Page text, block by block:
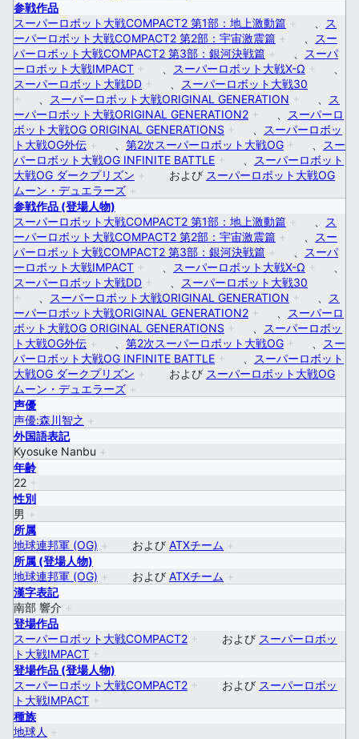
参戦作品
スーパーロボット大戦COMPACT2 第1部：地上激動篇 +
ス
ーパーロボット大戦COMPACT2 第2部：宇宙激震篇 +
スー
パーロボット大戦COMPACT2 第3部：銀河決戦篇 +
スーパ
ーロボット大戦IMPACT + スーパーロボット大戦X-Ω +
スーパーロボット大戦DD +
スーパーロボット大戦30
+
スーパーロボット大戦ORIGINAL GENERATION +
ス
ーパーロボット大戦ORIGINAL GENERATION2 +
スーパーロ
ボット大戦OG ORIGINAL GENERATIONS +
スーパーロボッ
ト大戦OG外伝 + 第2次スーパーロボット大戦OG +
スー
パーロボット大戦OG INFINITE BATTLE +
スーパーロボット
大戦OG ダークプリズン + および スーパーロボット大戦OG
ムーン・デュエラーズ +
参戦作品 (登場人物)
スーパーロボット大戦COMPACT2 第1部：地上激動篇 +
ス
ーパーロボット大戦COMPACT2 第2部：宇宙激震篇 +
スー
パーロボット大戦COMPACT2 第3部：銀河決戦篇 +
スーパ
ーロボット大戦IMPACT + スーパーロボット大戦X-Ω +
スーパーロボット大戦DD +
スーパーロボット大戦30
+
スーパーロボット大戦ORIGINAL GENERATION +
ス
ーパーロボット大戦ORIGINAL GENERATION2 +
スーパーロ
ボット大戦OG ORIGINAL GENERATIONS +
スーパーロボッ
ト大戦OG外伝 + 第2次スーパーロボット大戦OG +
スー
パーロボット大戦OG INFINITE BATTLE +
スーパーロボット
大戦OG ダークプリズン + および スーパーロボット大戦OG
ムーン・デュエラーズ +
声優
声優:森川智之 +
外国語表記
Kyosuke Nanbu +
年齢
22 +
性別
男 +
所属
地球連邦軍 (OG) + および ATXチーム +
所属 (登場人物)
地球連邦軍 (OG) + および ATXチーム +
漢字表記
南部 響介 +
登場作品
スーパーロボット大戦COMPACT2 + および スーパーロボッ
ト大戦IMPACT +
登場作品 (登場人物)
スーパーロボット大戦COMPACT2 + および スーパーロボッ
ト大戦IMPACT +
種族
地球人
+